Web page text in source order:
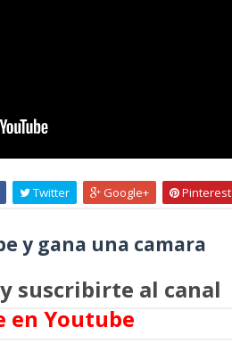
Twitter Google+ Pinterest
y gana una camara
suscribirte al canal
en Youtube